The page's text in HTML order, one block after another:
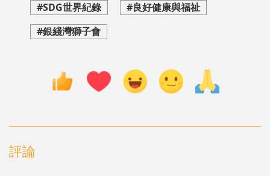
#SDG世界紀錄
#良好健康與福祉
#銀綫灣獅子會
評論